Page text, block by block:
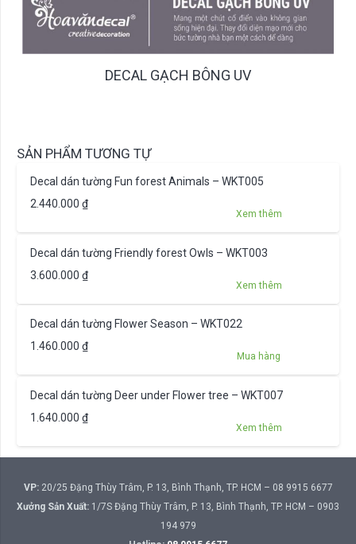
DECAL GẠCH BÔNG UV
SẢN PHẨM TƯƠNG TỰ
Decal dán tường Fun forest Animals – WKT005
2.440.000 ₫
Xem thêm
Decal dán tường Friendly forest Owls – WKT003
3.600.000 ₫
Xem thêm
Decal dán tường Flower Season – WKT022
1.460.000 ₫
Mua hàng
Decal dán tường Deer under Flower tree – WKT007
1.640.000 ₫
Xem thêm
VP:20/25 Đặng Thùy Trâm, P. 13, Bình Thạnh, TP. HCM – 08 9915 6677
Xưởng Sản Xuất: 1/7S Đặng Thùy Trâm, P. 13, Bình Thạnh, TP. HCM – 0903
194 979